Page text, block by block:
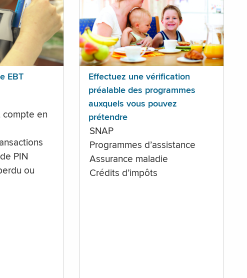
EBT
compte en
PIN
ou
Effectuez une vérification
préalable des programmes
auxquels vous pouvez
prétendre
SNAP
Programmes d’assistance
Assurance maladie
Crédits d’impôts